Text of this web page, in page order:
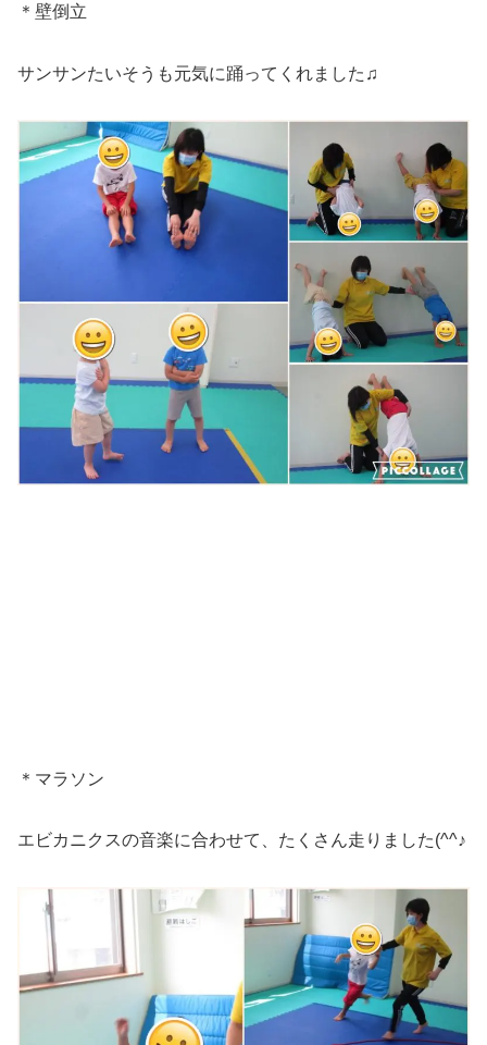
＊壁倒立
サンサンたいそうも元気に踊ってくれました♫
＊マラソン
エビカニクスの音楽に合わせて、たくさん走りました(^^♪